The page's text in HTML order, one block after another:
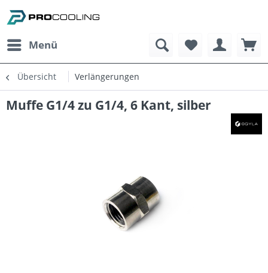
Menü
Übersicht Verlängerungen
Muffe G1/4 zu G1/4, 6 Kant, silber